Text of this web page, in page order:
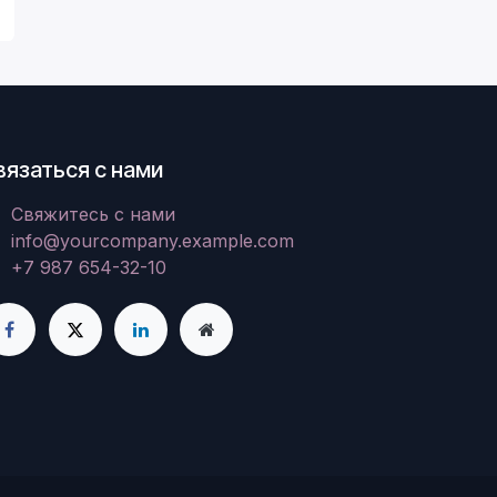
с нами
Свяжитесь с нами
info@yourcompany.example.com
+7 987 654-32-10